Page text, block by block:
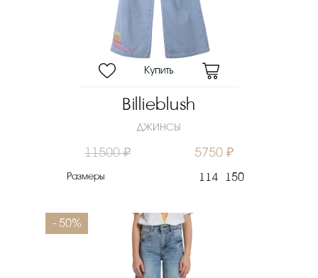
Billieblush
ДЖИНСЫ
11500 ₽ 5750 ₽
Размеры 114 150
- 50%